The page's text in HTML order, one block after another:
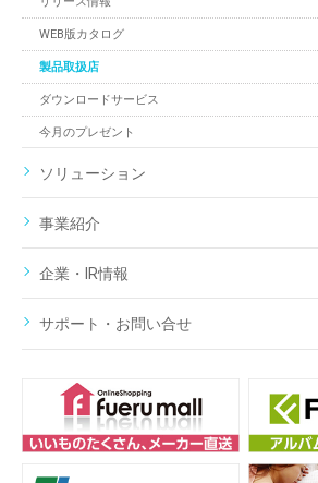
WEB版カタログ
製品取扱店
ダウンロードサービス
今月のプレゼント
ソリューション
事業紹介
企業・IR情報
サポート・お問い合せ